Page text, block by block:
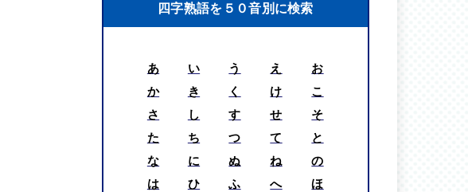
四字熟語を５０音別に検索
あ い う え
お
か
き く け
こ
さ
し す せ
そ
た
ち つ て
と
な
に ぬ ね
の
は
ひ ふ へ
ほ